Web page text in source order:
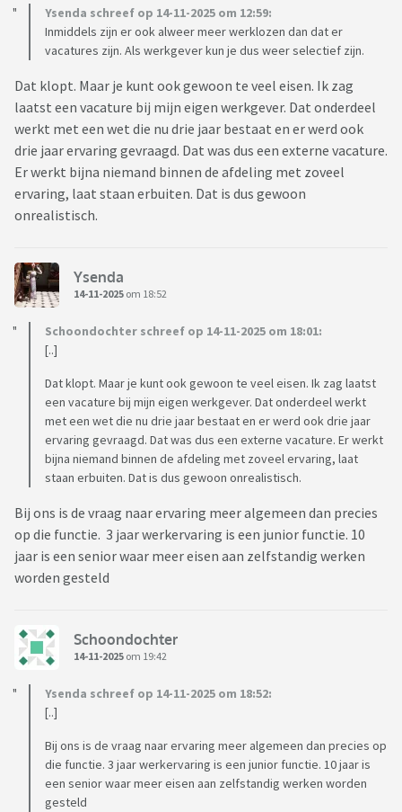
Ysenda schreef op 14-11-2025 om 12:59:
Inmiddels zijn er ook alweer meer werklozen dan dat er
vacatures zijn. Als werkgever kun je dus weer selectief zijn.
Dat klopt. Maar je kunt ook gewoon te veel eisen. Ik zag
laatst een vacature bij mijn eigen werkgever. Dat onderdeel
werkt met een wet die nu drie jaar bestaat en er werd ook
drie jaar ervaring gevraagd. Dat was dus een externe vacature.
Er werkt bijna niemand binnen de afdeling met zoveel
ervaring, laat staan erbuiten. Dat is dus gewoon
onrealistisch.
Ysenda
14-11-2025 om 18:52
Schoondochter schreef op 14-11-2025 om 18:01:
[..]
Dat klopt. Maar je kunt ook gewoon te veel eisen. Ik zag laatst
een vacature bij mijn eigen werkgever. Dat onderdeel werkt
met een wet die nu drie jaar bestaat en er werd ook drie jaar
ervaring gevraagd. Dat was dus een externe vacature. Er werkt
bijna niemand binnen de afdeling met zoveel ervaring, laat
staan erbuiten. Dat is dus gewoon onrealistisch.
Bij ons is de vraag naar ervaring meer algemeen dan precies
op die functie. 3 jaar werkervaring is een junior functie. 10
jaar is een senior waar meer eisen aan zelfstandig werken
worden gesteld
Schoondochter
14-11-2025 om 19:42
Ysenda schreef op 14-11-2025 om 18:52:
[..]
Bij ons is de vraag naar ervaring meer algemeen dan precies op
die functie. 3 jaar werkervaring is een junior functie. 10 jaar is
een senior waar meer eisen aan zelfstandig werken worden
gesteld